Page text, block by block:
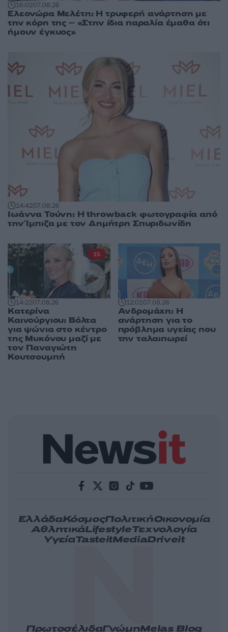
16:0207.08.26
Ελεονώρα Μελέτη: Η τρυφερή ανάρτηση με
την κόρη της – «Στην ίδια παραλία έμαθα ότι
ήμουν έγκυος»
14:4207.08.26
Ιωάννα Τούνη: Η throwback φωτογραφία από
την Ίμπιζα με τον Δημήτρη Σπυριδωνίδη
14:2207.08.26
Κατερίνα
Καινούργιου: Βόλτα
για ψώνια στο κέντρο
της Μυκόνου μαζί με
τον Παναγιώτη
Κουτσουμπή
15
12:0107.08.26
Ανδρομάχη: Η
ανάρτηση για το
πρόβλημα υγείας που
την ταλαιπωρεί
ΕλλάδαΚόσμοςΠολιτικήΟικονομία
ΑθλητικάLifestyleΤεχνολογία
ΥγείαTasteitMediaDriveit
ΠρωτοσέλιδαΓνώμηMelas Blog